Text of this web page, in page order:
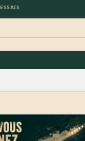
ESSAIS